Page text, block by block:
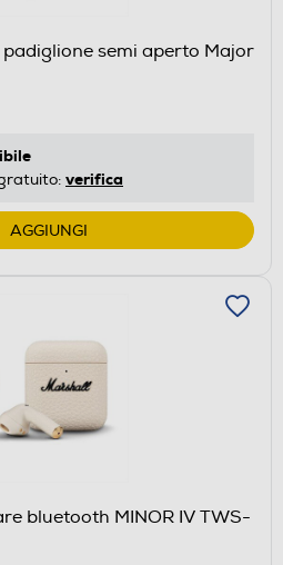
semi aperto Major
verifica
AGGIUNGI
bluetooth MINOR IV TWS-